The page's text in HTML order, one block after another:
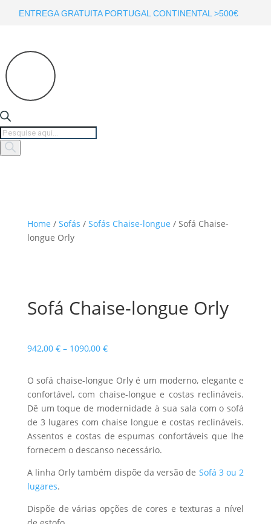
ENTREGA GRATUITA PORTUGAL CONTINENTAL >500€
Products
search
Home / Sofás / Sofás Chaise-longue / Sofá Chaise-
longue Orly
Sofá Chaise-longue Orly
942,00 € – 1090,00 €Price
942,00 €
through
1090,00 €
O sofá chaise-longue Orly é um moderno, elegante e
confortável, com chaise-longue e costas reclináveis.
Dê um toque de modernidade à sua sala com o sofá
de 3 lugares com chaise longue e costas reclináveis.
Assentos e costas de espumas confortáveis que lhe
fornecem o descanso necessário.
A linha Orly também dispõe da versão de Sofá 3 ou 2
lugares.
Dispõe de várias opções de cores e texturas a nível